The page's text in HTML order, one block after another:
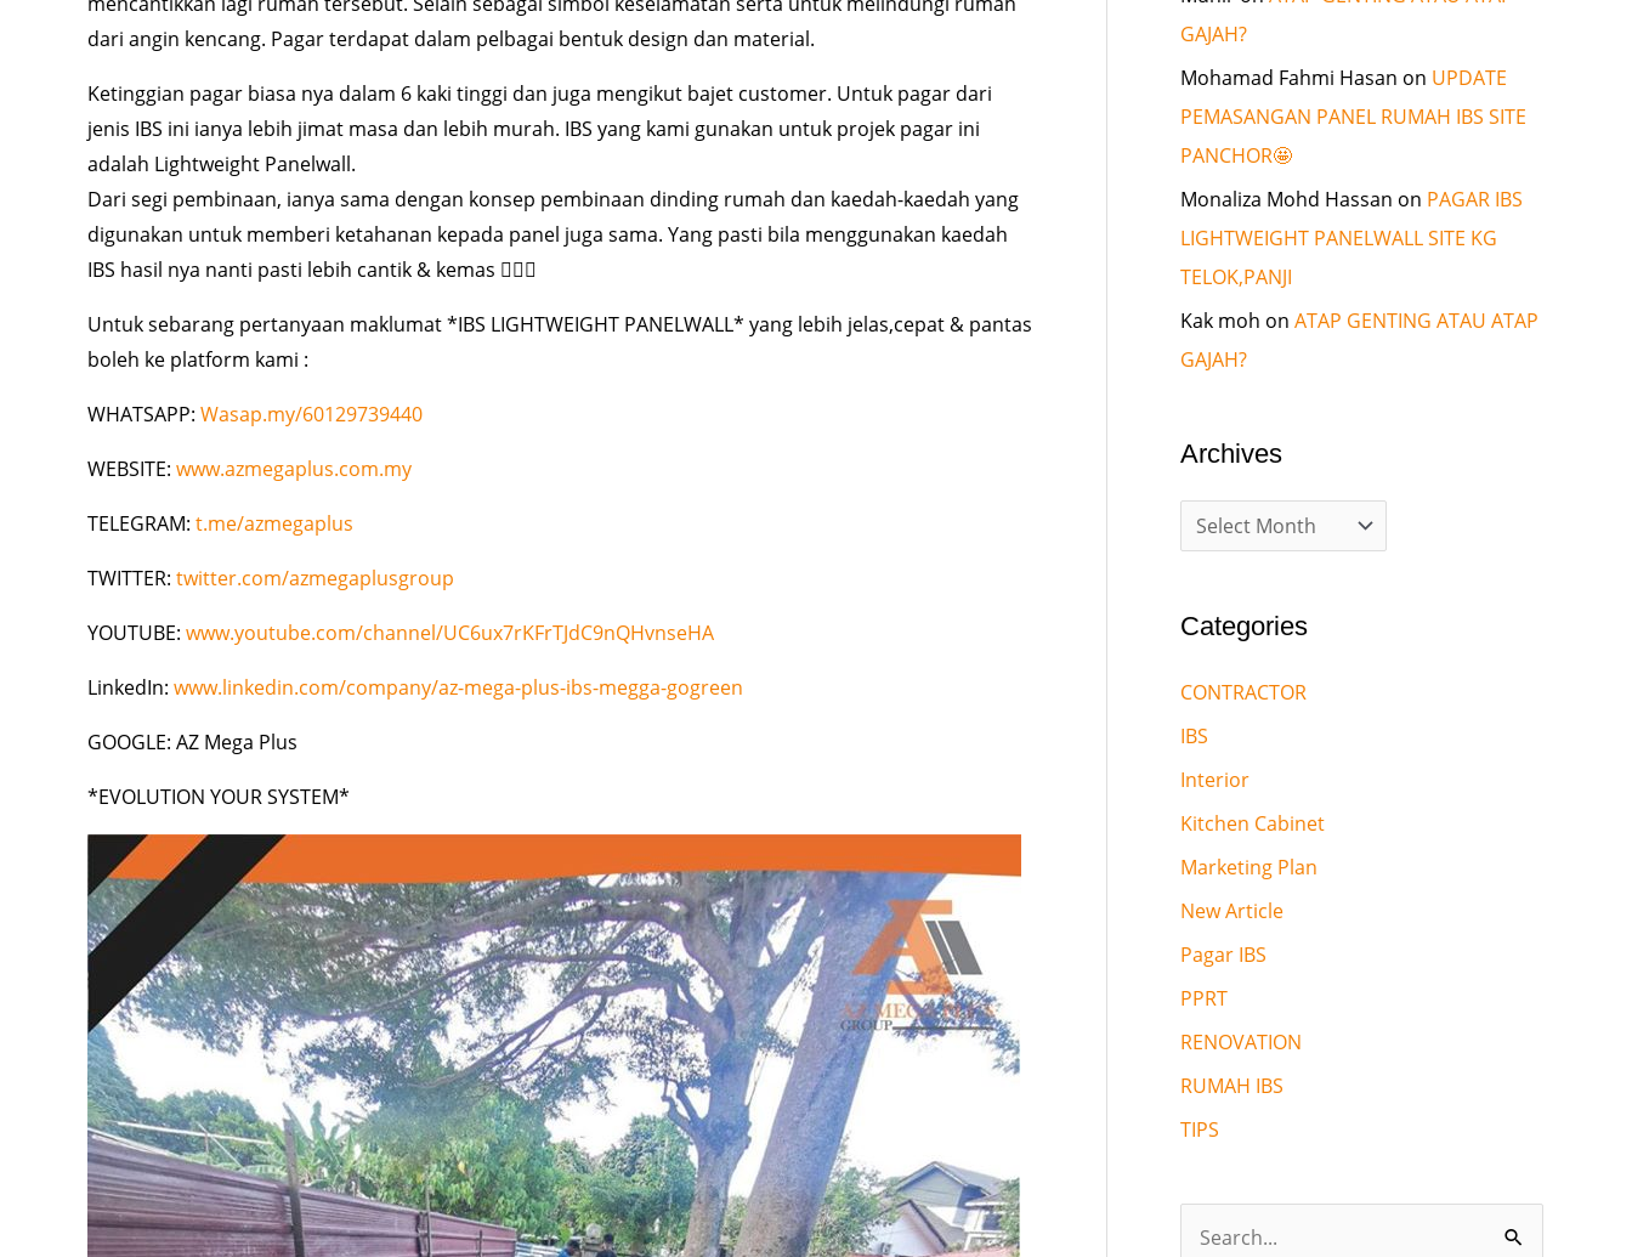
dari angin kencang. Pagar terdapat dalam pelbagai bentuk design dan material.
Ketinggian pagar biasa nya dalam 6 kaki tinggi dan juga mengikut bajet customer. Untuk pagar dari
jenis IBS ini ianya lebih jimat masa dan lebih murah. IBS yang kami gunakan untuk projek pagar ini
adalah Lightweight Panelwall.
Dari segi pembinaan, ianya sama dengan konsep pembinaan dinding rumah dan kaedah-kaedah yang
digunakan untuk memberi ketahanan kepada panel juga sama. Yang pasti bila menggunakan kaedah
IBS hasil nya nanti pasti lebih cantik & kemas 👍🏻😁
Untuk sebarang pertanyaan maklumat *IBS LIGHTWEIGHT PANELWALL* yang lebih jelas,cepat & pantas
boleh ke platform kami :
WHATSAPP: Wasap.my/60129739440
WEBSITE: www.azmegaplus.com.my
TELEGRAM: t.me/azmegaplus
TWITTER: twitter.com/azmegaplusgroup
YOUTUBE: www.youtube.com/channel/UC6ux7rKFrTJdC9nQHvnseHA
LinkedIn: www.linkedin.com/company/az-mega-plus-ibs-megga-gogreen
GOOGLE: AZ Mega Plus
*EVOLUTION YOUR SYSTEM*
GAJAH?
Mohamad Fahmi Hasan on UPDATE
PEMASANGAN PANEL RUMAH IBS SITE
PANCHOR🤩
Monaliza Mohd Hassan on PAGAR IBS
LIGHTWEIGHT PANELWALL SITE KG
TELOK,PANJI
Kak moh on ATAP GENTING ATAU ATAP
GAJAH?
Archives
Categories
CONTRACTOR
IBS
Interior
Kitchen Cabinet
Marketing Plan
New Article
Pagar IBS
PPRT
RENOVATION
RUMAH IBS
TIPS